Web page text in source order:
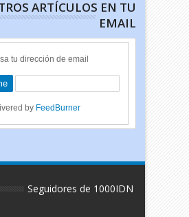
ARTÍCULOS EN TU
EMAIL
tu dirección de email:
by FeedBurner
Seguidores de 1000IDN